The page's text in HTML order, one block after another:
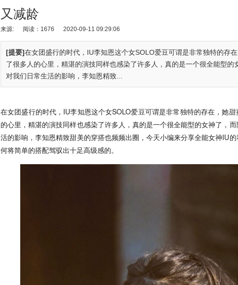
又减龄
来源: 阅读：1676 2020-09-11 09:29:06
[提要]在女团盛行的时代，IU李知恩这个女SOLO爱豆可谓是非常独特的存
了很多人的心里，精湛的演技同样也感染了许多人，真的是一个很全能型的
对我们日常生活的影响，李知恩精致...
在女团盛行的时代，IU李知恩这个女SOLO爱豆可谓是非常独特的存在，她
的心里，精湛的演技同样也感染了许多人，真的是一个很全能型的女神了，
活的影响，李知恩精致甜美的穿搭也频频出圈，今天小编来分享全能女神IU
何将简单的搭配驾驭出十足高级感的。